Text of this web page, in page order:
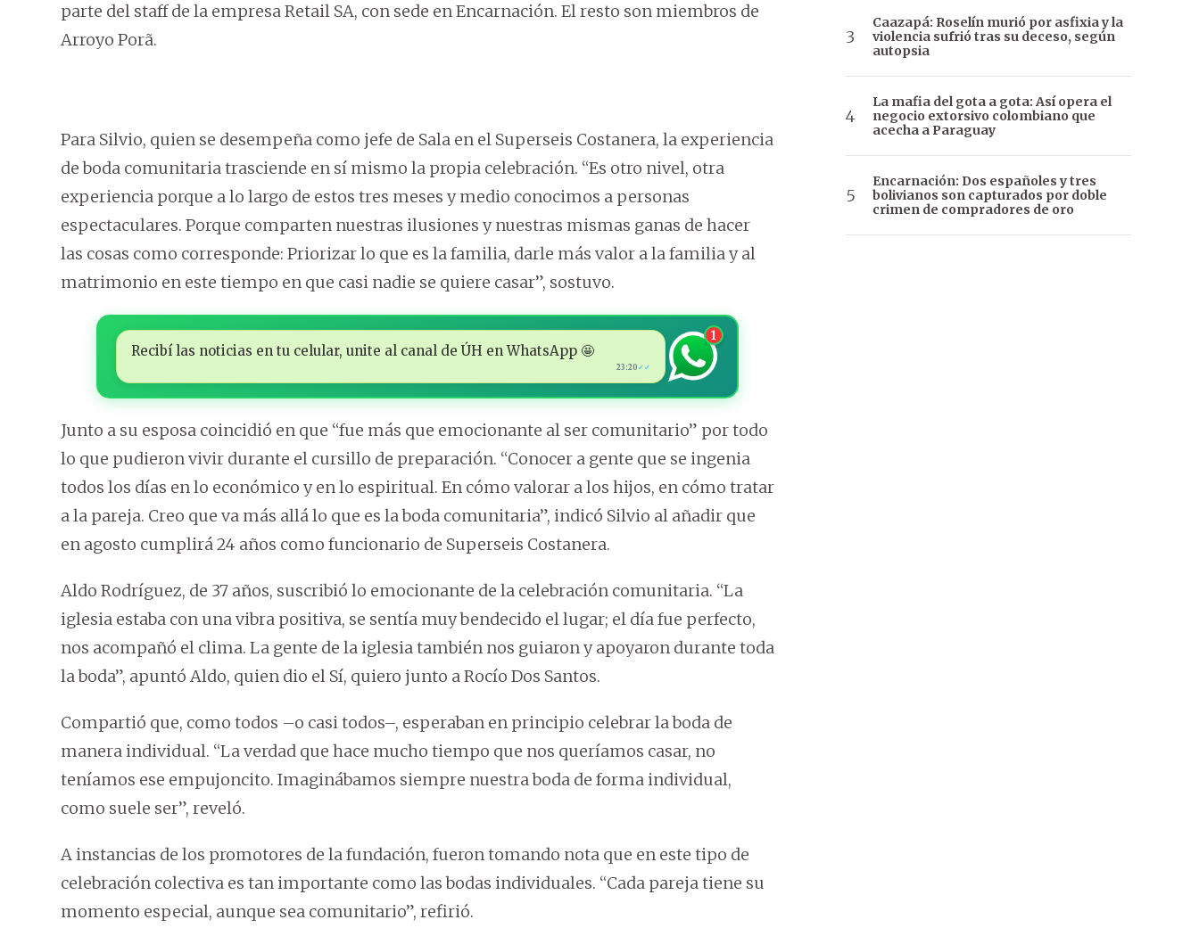
parte del staff de la empresa Retail SA, con sede en Encarnación. El resto son miembros de
Arroyo Porã.
Para Silvio, quien se desempeña como jefe de Sala en el Superseis Costanera, la experiencia
de boda comunitaria trasciende en sí mismo la propia celebración. “Es otro nivel, otra
experiencia porque a lo largo de estos tres meses y medio conocimos a personas
espectaculares. Porque comparten nuestras ilusiones y nuestras mismas ganas de hacer
las cosas como corresponde: Priorizar lo que es la familia, darle más valor a la familia y al
matrimonio en este tiempo en que casi nadie se quiere casar”, sostuvo.
Recibí las noticias en tu celular, unite al canal de ÚH en WhatsApp 🤩
23:20 ✓✓
1
Junto a su esposa coincidió en que “fue más que emocionante al ser comunitario” por todo
lo que pudieron vivir durante el cursillo de preparación. “Conocer a gente que se ingenia
todos los días en lo económico y en lo espiritual. En cómo valorar a los hijos, en cómo tratar
a la pareja. Creo que va más allá lo que es la boda comunitaria”, indicó Silvio al añadir que
en agosto cumplirá 24 años como funcionario de Superseis Costanera.
Aldo Rodríguez, de 37 años, suscribió lo emocionante de la celebración comunitaria. “La
iglesia estaba con una vibra positiva, se sentía muy bendecido el lugar; el día fue perfecto,
nos acompañó el clima. La gente de la iglesia también nos guiaron y apoyaron durante toda
la boda”, apuntó Aldo, quien dio el Sí, quiero junto a Rocío Dos Santos.
Compartió que, como todos –o casi todos–, esperaban en principio celebrar la boda de
manera individual. “La verdad que hace mucho tiempo que nos queríamos casar, no
teníamos ese empujoncito. Imaginábamos siempre nuestra boda de forma individual,
como suele ser”, reveló.
A instancias de los promotores de la fundación, fueron tomando nota que en este tipo de
celebración colectiva es tan importante como las bodas individuales. “Cada pareja tiene su
momento especial, aunque sea comunitario”, refirió.
Caazapá: Roselín murió por asfixia y la
violencia sufrió tras su deceso, según
autopsia
La mafia del gota a gota: Así opera el
negocio extorsivo colombiano que
acecha a Paraguay
Encarnación: Dos españoles y tres
bolivianos son capturados por doble
crimen de compradores de oro